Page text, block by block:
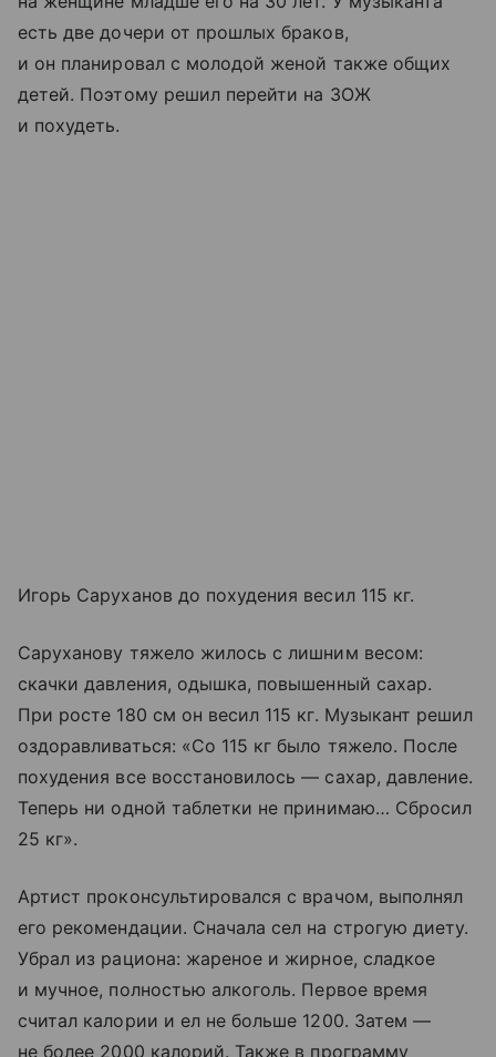
есть две дочери от прошлых браков,
и он планировал с молодой женой также общих
детей. Поэтому решил перейти на ЗОЖ
и похудеть.
Игорь Саруханов до похудения весил 115 кг.
Саруханову тяжело жилось с лишним весом:
скачки давления, одышка, повышенный сахар.
При росте 180 см он весил 115 кг. Музыкант решил
оздоравливаться: «Со 115 кг было тяжело. После
похудения все восстановилось — сахар, давление.
Теперь ни одной таблетки не принимаю… Сбросил
25 кг».
Артист проконсультировался с врачом, выполнял
его рекомендации. Сначала сел на строгую диету.
Убрал из рациона: жареное и жирное, сладкое
и мучное, полностью алкоголь. Первое время
считал калории и ел не больше 1200. Затем —
не более 2000 калорий. Также в программу